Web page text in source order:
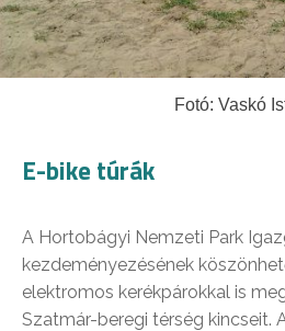
Fotó: Vaskó
E-bike túrák
A Hortobágyi Nemzeti Park
kezdeményezésének
elektromos kerékpárokkal is
Szatmár-beregi térség kincseit.